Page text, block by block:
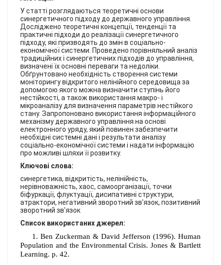
КОНТАКТИ
У статті розглядаються теоретичні основи
синергетичного підходу до державного управління.
Досліджено теоретичні концепції, тенденції та
практичні підходи до реалізації синергетичного
підходу, які призводять до змін в соціально-
економічної системи. Проведено порівняльний аналіз
традиційних і синергетичних підходів до управління,
визначені їх основні переваги та недоліки.
Обґрунтовано необхідність створення системи
моніторингу відкритого нелінійного середовища за
допомогою якого можна визначити ступінь його
нестійкості, а також використання макро- і
мікроаналізу для визначення параметрів нестійкого
стану. Запропоновано використання інформаційного
механізму державного управління на основі
електронного уряду, який повинен забезпечити
необхідні системні дані і результати аналізу
соціально-економічної системи і надати інформацію
про можливі шляхи її розвитку.
Ключові слова:
синергетика, відкритість, нелінійність,
нерівноважність, хаос, самоорганізації, точки
біфуркації, флуктуації, дисипативні структури,
атрактори, негативний зворотний зв'язок, позитивний
зворотний зв'язок
Список використаних джерел:
1. Ben Zuckerman & David Jefferson (1996). Human
Population and the Environmental Crisis. Jones & Bartlett
Learning. p. 42.